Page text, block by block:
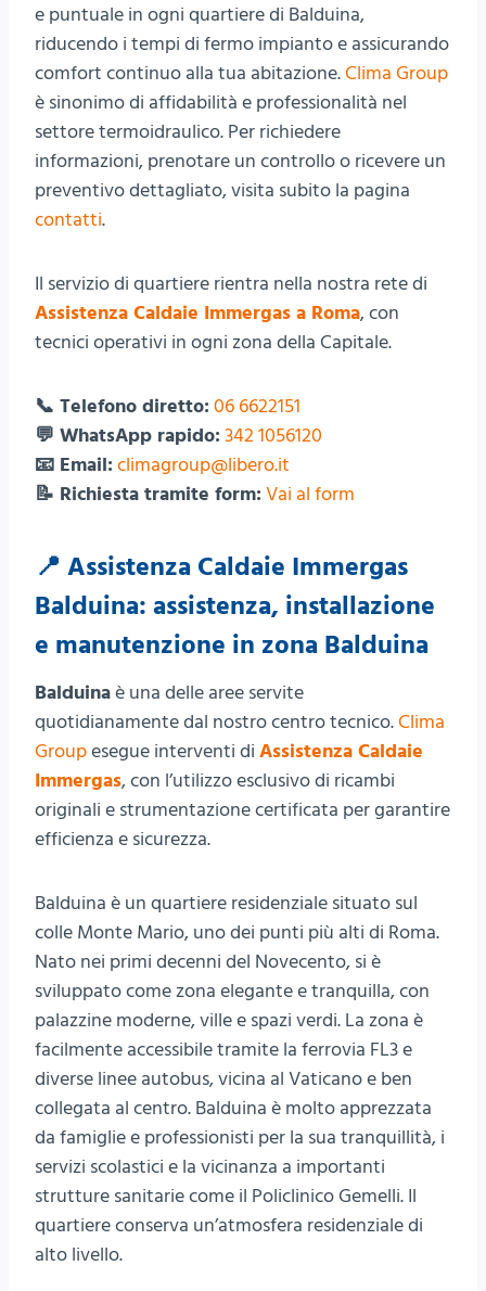
e puntuale in ogni quartiere di Balduina,
riducendo i tempi di fermo impianto e assicurando
comfort continuo alla tua abitazione.Clima Group
è sinonimo di affidabilità e professionalità nel
settore termoidraulico. Per richiedere
informazioni, prenotare un controllo o ricevere un
preventivo dettagliato, visita subito la pagina
contatti.
Il servizio di quartiere rientra nella nostra rete di
Assistenza Caldaie Immergas a Roma, con
tecnici operativi in ogni zona della Capitale.
📞 Telefono diretto: 06 6622151
💬 WhatsApp rapido: 342 1056120
📧 Email: climagroup@libero.it
📝 Richiesta tramite form: Vai al form
📍 Assistenza Caldaie Immergas
Balduina: assistenza, installazione
e manutenzione in zona Balduina
Balduinaè una delle aree servite
quotidianamente dal nostro centro tecnico.Clima
Groupesegue interventi di Assistenza Caldaie
Immergas, con l’utilizzo esclusivo di ricambi
originali e strumentazione certificata per garantire
efficienza e sicurezza.
Balduina è un quartiere residenziale situato sul
colle Monte Mario, uno dei punti più alti di Roma.
Nato nei primi decenni del Novecento, si è
sviluppato come zona elegante e tranquilla, con
palazzine moderne, ville e spazi verdi. La zona è
facilmente accessibile tramite la ferrovia FL3 e
diverse linee autobus, vicina al Vaticano e ben
collegata al centro. Balduina è molto apprezzata
da famiglie e professionisti per la sua tranquillità, i
servizi scolastici e la vicinanza a importanti
strutture sanitarie come il Policlinico Gemelli. Il
quartiere conserva un’atmosfera residenziale di
alto livello.